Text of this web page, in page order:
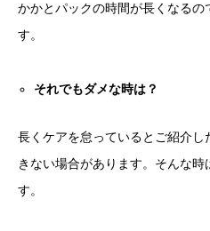
かかとパックの時間が長くなるの
す。
それでもダメな時は？
長くケアを怠っているとご紹介
きない場合があります。そんな
す。